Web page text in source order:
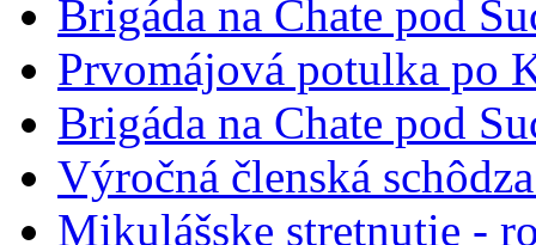
Brigáda na Chate pod
Prvomájová potulka po
Brigáda na Chate pod
Výročná členská
Mikulášske stretnutie -